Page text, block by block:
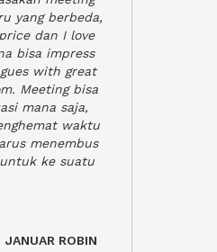
yang berbeda,
dan I love
bisa impress
with great
Meeting bisa
mana saja,
waktu
menembus
ke suatu
JANUAR ROBIN